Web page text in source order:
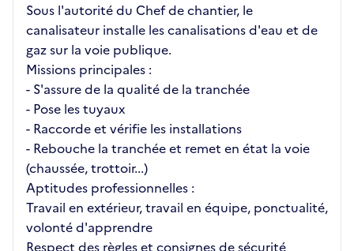
Sous l'autorité du Chef de chantier, le
canalisateur installe les canalisations d'eau et de
gaz sur la voie publique.
Missions principales :
- S'assure de la qualité de la tranchée
- Pose les tuyaux
- Raccorde et vérifie les installations
- Rebouche la tranchée et remet en état la voie
(chaussée, trottoir...)
Aptitudes professionnelles :
Travail en extérieur, travail en équipe, ponctualité,
volonté d'apprendre
Respect des règles et consignes de sécurité